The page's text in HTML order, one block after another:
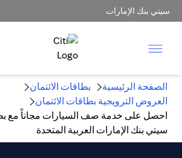
سيتي بنك الإمارات
الصفحة الرئيسية
بطاقات الائتمان
العروض الترويجية بطاقات الائتمان
احصل على خدمة صف السيارات مجاناً مع
سيتي بنك الإمارات العربية المتحدة